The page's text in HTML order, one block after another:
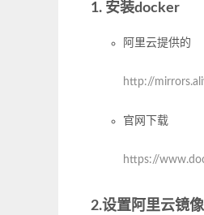
1. 安装docker
阿里云提供的
http://
官网下载
https://
2.设置阿里云镜像